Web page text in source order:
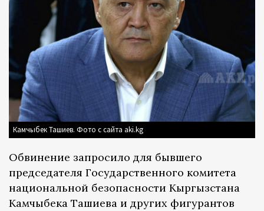
Камчыбек Ташиев. Фото с сайта aki.kg
Обвинение запросило для бывшего
председателя Государственного комитета
национальной безопасности Кыргызстана
Камчыбека Ташиева и других фигурантов